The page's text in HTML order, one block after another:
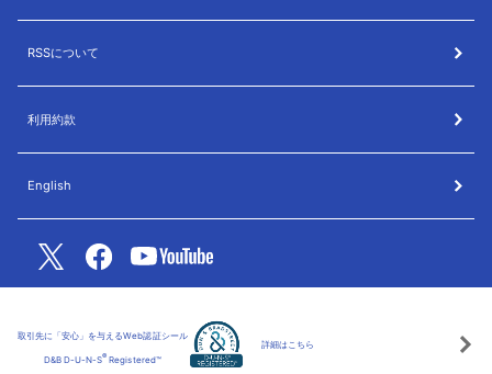
RSSについて
利用約款
English
取引先に「安心」を与えるWeb認証シール
D&B D-U-N-S® Registered™
詳細はこちら